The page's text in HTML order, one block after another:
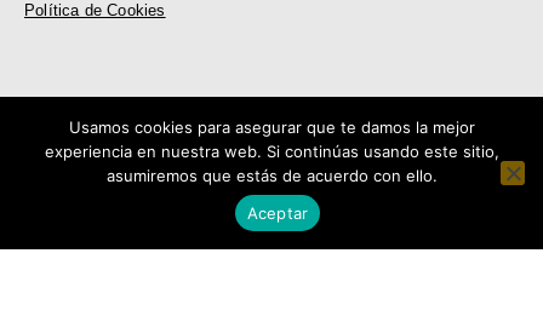
Política de Cookies
2021 © All rights reserved
Usamos cookies para asegurar que te damos la mejor
experiencia en nuestra web. Si continúas usando este sitio,
asumiremos que estás de acuerdo con ello.
Aceptar